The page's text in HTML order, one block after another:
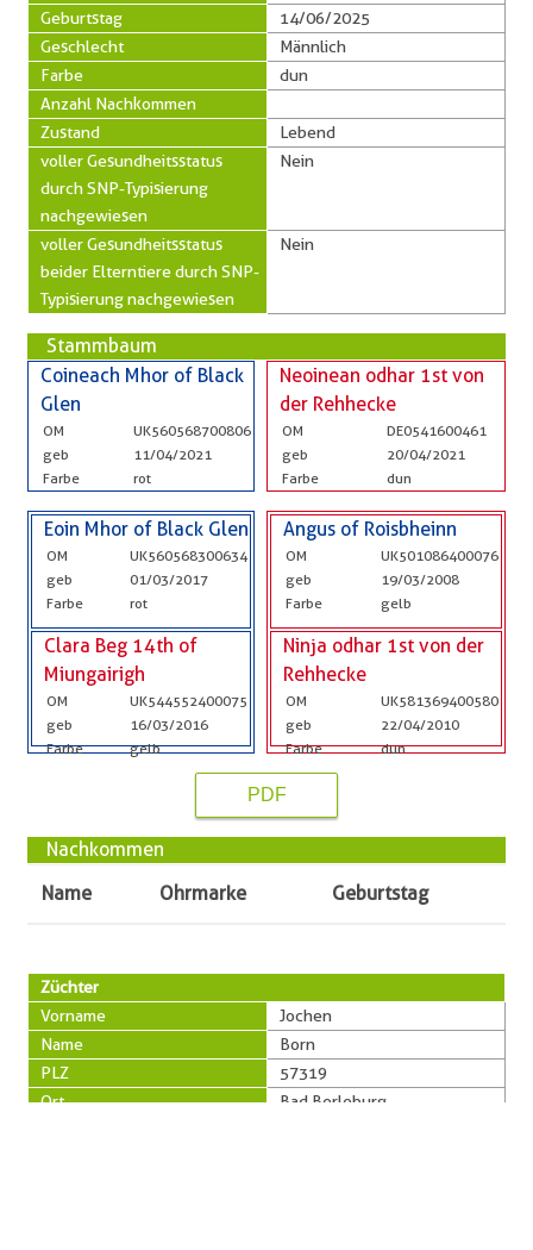
Geburtstag
14/06/2025
Geschlecht
Männlich
Farbe
dun
Anzahl Nachkommen
Zustand
Lebend
voller Gesundheitsstatus
durch SNP-Typisierung
nachgewiesen
Nein
voller Gesundheitsstatus
beider Elterntiere durch SNP-
Typisierung nachgewiesen
Nein
Stammbaum
Coineach Mhor of Black
Glen
OM
UK560568700806
geb
11/04/2021
Farbe
rot
Neoinean odhar 1st von
der Rehhecke
OM
DE0541600461
geb
20/04/2021
Farbe
dun
Eoin Mhor of Black Glen
OM
UK560568300634
geb
01/03/2017
Farbe
rot
Clara Beg 14th of
Miungairigh
OM
UK544552400075
geb
16/03/2016
Farbe
gelb
Angus of Roisbheinn
OM
UK501086400076
geb
19/03/2008
Farbe
gelb
Ninja odhar 1st von der
Rehhecke
OM
UK581369400580
geb
22/04/2010
Farbe
dun
PDF
Nachkommen
Name
Ohrmarke Geburtstag
Züchter
Vorname
Jochen
Name
Born
PLZ
57319
Ort
Bad Berleburg